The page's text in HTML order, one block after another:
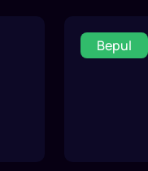
Bepul